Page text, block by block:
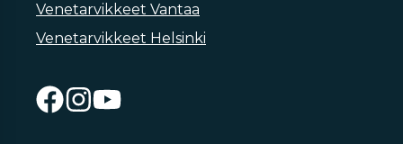
Venetarvikkeet Vantaa
Venetarvikkeet Helsinki